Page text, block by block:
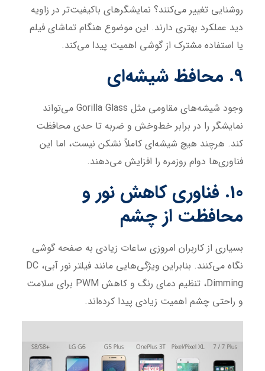
روشنایی تغییر می‌کنند؟ نمایشگرهای باکیفیت‌تر در زاویه
دید عملکرد بهتری دارند. این موضوع هنگام تماشای فیلم
یا استفاده مشترک از گوشی اهمیت پیدا می‌کند.
9. محافظ شیشه‌ای
وجود شیشه‌های مقاومی مثل Gorilla Glass می‌تواند
نمایشگر را در برابر خط‌وخش و ضربه تا حدی محافظت
کند. هرچند هیچ شیشه‌ای کاملاً نشکن نیست، اما این
فناوری‌ها دوام روزمره را افزایش می‌دهند.
10. فناوری کاهش نور و
محافظت از چشم
بسیاری از کاربران امروزی ساعات زیادی به صفحه گوشی
نگاه می‌کنند. بنابراین ویژگی‌هایی مانند فیلتر نور آبی، DC
Dimming، تنظیم دمای رنگ و کاهش PWM برای سلامت
و راحتی چشم اهمیت زیادی پیدا کرده‌اند.